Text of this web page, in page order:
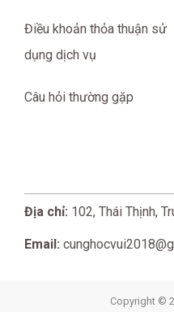
Điều khoản thỏa thuận sử
dụng dịch vụ
Câu hỏi thường gặp
Địa chỉ: 102, Thái Thịnh,
Email:
Copyright ©